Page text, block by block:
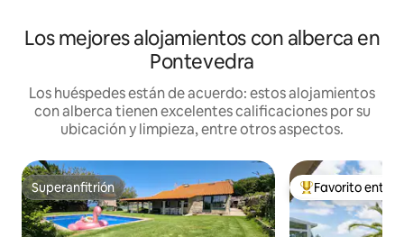
Los mejores alojamientos con alberca en
Pontevedra
Los huéspedes están de acuerdo: estos alojamientos
con alberca tienen excelentes calificaciones por su
ubicación y limpieza, entre otros aspectos.
Superanfitrión
Superanfitrión De los mejores
Favorito entre